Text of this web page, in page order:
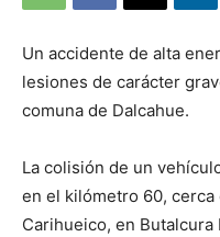
Un accidente de alta
lesiones de carácter
comuna de Dalcahue.
La colisión de un
en el kilómetro 60,
Carihueico, en